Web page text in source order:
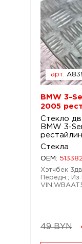
арт.
BMW 3-
2005
Стекло
BMW 3-
Стекла
OEM:
Хэтчбек
Передн.; Из
49 BYN